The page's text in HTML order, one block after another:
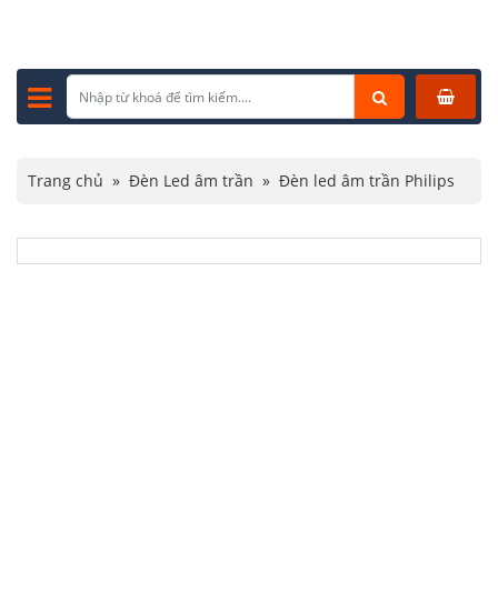
Trang chủ » Đèn Led âm trần » Đèn led âm trần Philips